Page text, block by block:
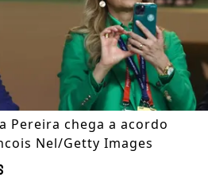
Pereira chega a acordo
Nel/Getty Images